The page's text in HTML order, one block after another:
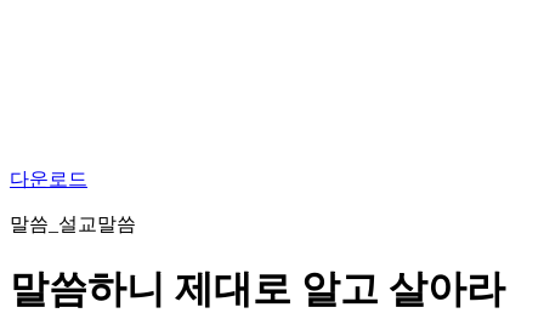
다운로드
말씀_설교말씀
말씀하니 제대로 알고 살아라